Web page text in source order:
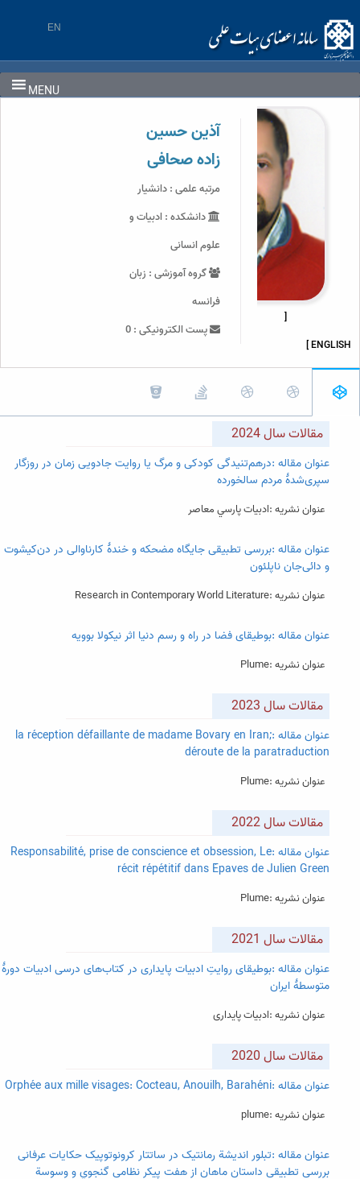
to
content
EN
MENU
[
ENGLISH ]
آذین حسین
زاده صحافی
مرتبه علمی : دانشیار
دانشکده : ادبیات و
علوم انسانی
گروه آموزشی : زبان
فرانسه
پست الکترونیکی : 0
مقالات سال 2024
عنوان مقاله :درهم‌تنیدگی کودکی و مرگ یا روایت جادویی زمان در روزگار
سپری‌شدۀ مردم سالخورده
عنوان نشریه :ادبيات پارسي معاصر
عنوان مقاله :بررسی تطبیقی جایگاه مضحکه و خندۀ کارناوالی در دن‌کیشوت
و دائی‌جان ناپلئون
عنوان نشریه :Research in Contemporary World Literature
عنوان مقاله :بوطیقای فضا در راه و رسم دنیا اثر نیکولا بوویه
عنوان نشریه :Plume
مقالات سال 2023
عنوان مقاله :la réception défaillante de madame Bovary en Iran;
déroute de la paratraduction
عنوان نشریه :Plume
مقالات سال 2022
عنوان مقاله :Responsabilité, prise de conscience et obsession, Le
récit répétitif dans Épaves de Julien Green
عنوان نشریه :Plume
مقالات سال 2021
عنوان مقاله :بوطیقای روایتِ ادبیات پایداری در کتاب‌های درسی ادبیات دورۀ
متوسطۀ ایران
عنوان نشریه :ادبیات پایداری
مقالات سال 2020
عنوان مقاله :Orphée aux mille visages: Cocteau, Anouilh, Barahéni
عنوان نشریه :plume
عنوان مقاله :تبلور انديشة رمانتیک در ساتتار کرونوتوپیک حکايات عرفانی
بررسی تطبیقی داستان ماهان از هفت پیکر نظامی گنجوي و وسوسة